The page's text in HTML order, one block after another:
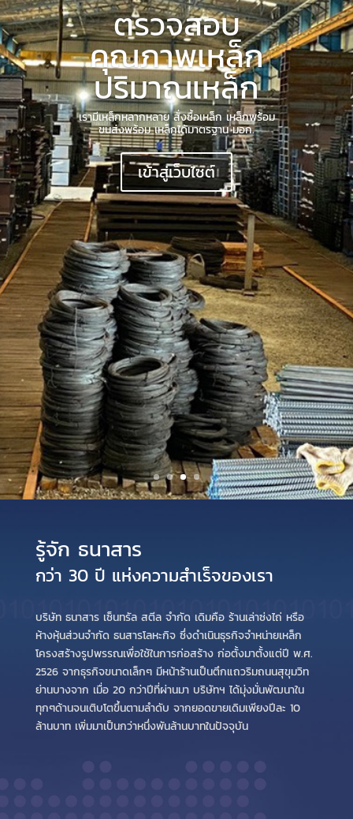
ตรวจสอบ
คุณภาพเหล็ก
ปริมาณเหล็ก
เรามีเหล็กหลากหลาย สั่งซื้อเหล็ก เหล็กพร้อม
ขนส่งพร้อม เหล็กได้มาตรฐาน มอก.
เข้าสู่เว็บไซต์
รู้จัก ธนาสาร
กว่า 30 ปี แห่งความสำเร็จของเรา
บริษัท ธนาสาร เซ็นทรัล สตีล จำกัด เดิมคือ ร้านเล่าซ่งไถ่ หรือ
ห้างหุ้นส่วนจำกัด ธนสารโลหะกิจ ซึ่งดำเนินธุรกิจจำหน่ายเหล็ก
โครงสร้างรูปพรรณเพื่อใช้ในการก่อสร้าง ก่อตั้งมาตั้งแต่ปี พ.ศ.
2526 จากธุรกิจขนาดเล็กๆ มีหน้าร้านเป็นตึกแถวริมถนนสุขุมวิท
ย่านบางจาก เมื่อ 20 กว่าปีที่ผ่านมา บริษัทฯ ได้มุ่งมั่นพัฒนาใน
ทุกๆด้านจนเติบโตขึ้นตามลำดับ จากยอดขายเดิมเพียงปีละ 10
ล้านบาท เพิ่มมาเป็นกว่าหนึ่งพันล้านบาทในปัจจุบัน